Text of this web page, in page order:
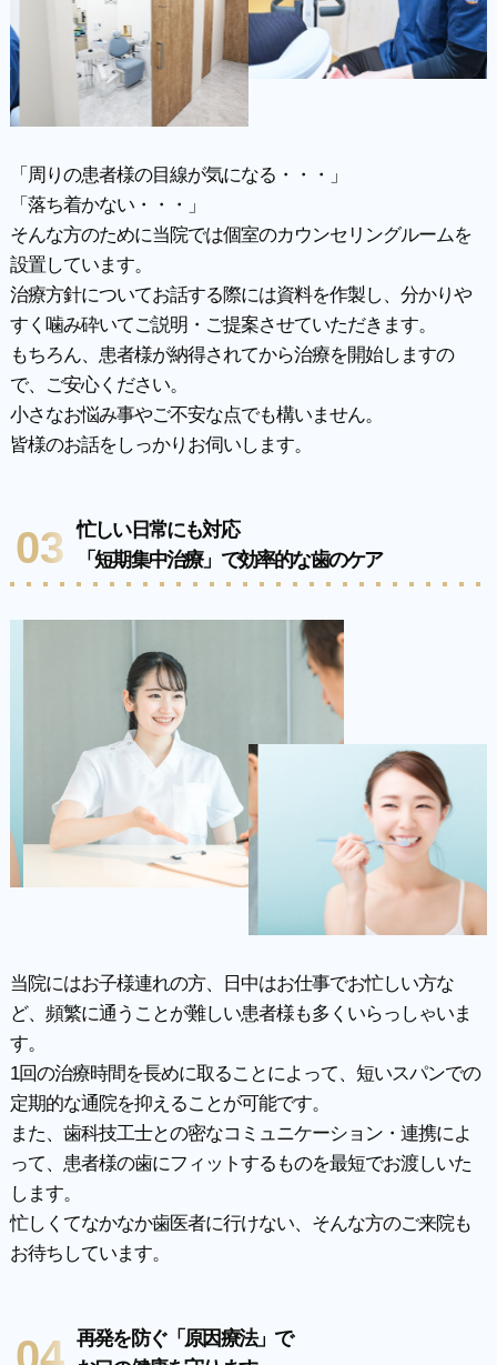
「周りの患者様の目線が気になる・・・」
「落ち着かない・・・」
そんな方のために当院では個室のカウンセリングルームを
設置しています。
治療方針についてお話する際には資料を作製し、分かりや
すく噛み砕いてご説明・ご提案させていただきます。
もちろん、患者様が納得されてから治療を開始しますの
で、ご安心ください。
小さなお悩み事やご不安な点でも構いません。
皆様のお話をしっかりお伺いします。
03 忙しい日常にも対応
「短期集中治療」で効率的な歯のケア
当院にはお子様連れの方、日中はお仕事でお忙しい方な
ど、頻繁に通うことが難しい患者様も多くいらっしゃいま
す。
1回の治療時間を長めに取ることによって、短いスパンでの
定期的な通院を抑えることが可能です。
また、歯科技工士との密なコミュニケーション・連携によ
って、患者様の歯にフィットするものを最短でお渡しいた
します。
忙しくてなかなか歯医者に行けない、そんな方のご来院も
お待ちしています。
再発を防ぐ「原因療法」で